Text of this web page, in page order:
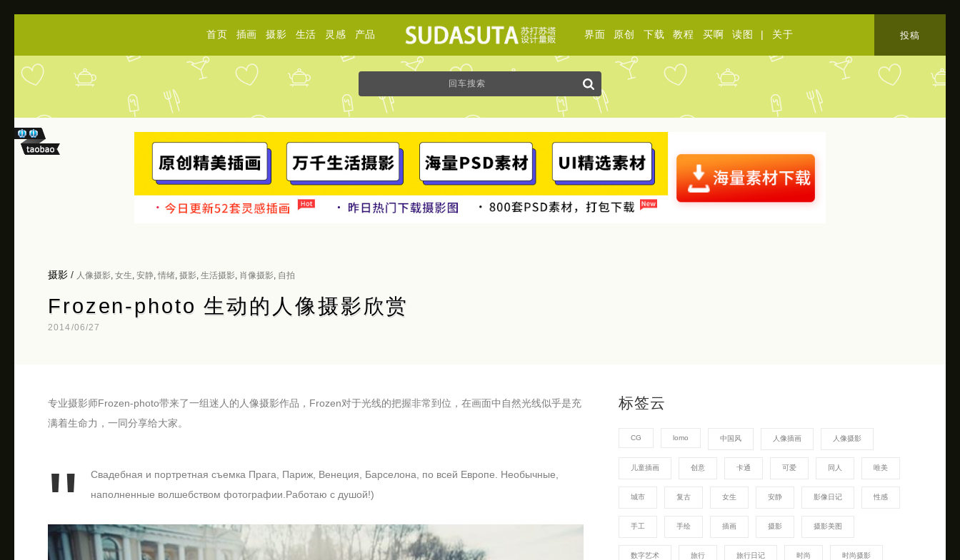
首页 插画 摄影 生活 灵感 产品 界面 原创 下载 教程 买啊 读图 | 关于 投稿
摄影 / 人像摄影 女生 安静 情绪 摄影 生活摄影 肖像摄影 自拍
Frozen-photo 生动的人像摄影欣赏
2014/06/27
专业摄影师Frozen-photo带来了一组迷人的人像摄影作品，Frozen对于光线的把握非常到位，在画面中自然光线似乎是充
满着生命力，一同分享给大家。
Свадебная и портретная съемка Прага, Париж, Венеция, Барселона, по всей Европе. Необычные,
наполненные волшебством фотографии.Работаю с душой!)
标签云
CG lomo 中国风 人像插画 人像摄影
儿童插画 创意 卡通 可爱 同人 唯美
城市 复古 女生 安静 影像日记 性感
手工 手绘 插画 摄影 摄影美图
数字艺术 旅行 旅行日记 时尚 时尚摄影